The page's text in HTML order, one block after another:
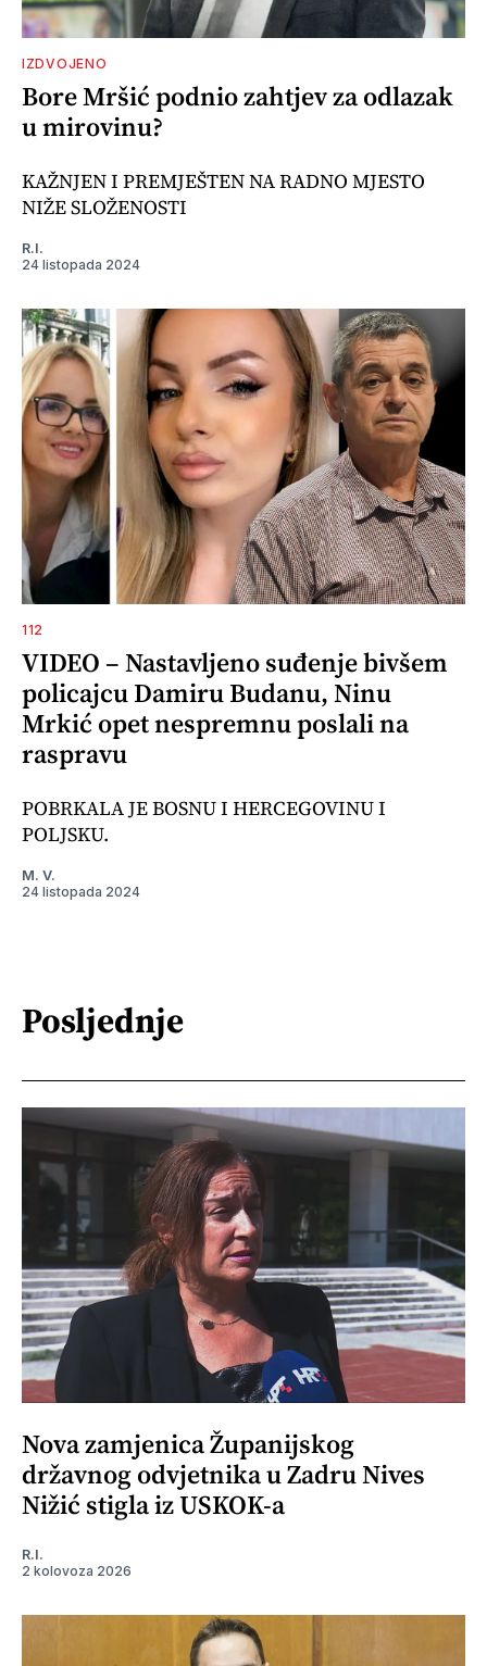
IZDVOJENO
Bore Mršić podnio zahtjev za odlazak
u mirovinu?
KAŽNJEN I PREMJEŠTEN NA RADNO MJESTO
NIŽE SLOŽENOSTI
R.I.
24 listopada 2024
112
VIDEO – Nastavljeno suđenje bivšem
policajcu Damiru Budanu, Ninu
Mrkić opet nespremnu poslali na
raspravu
POBRKALA JE BOSNU I HERCEGOVINU I
POLJSKU.
M. V.
24 listopada 2024
Posljednje
Nova zamjenica Županijskog
državnog odvjetnika u Zadru Nives
Nižić stigla iz USKOK-a
R.I.
2 kolovoza 2026